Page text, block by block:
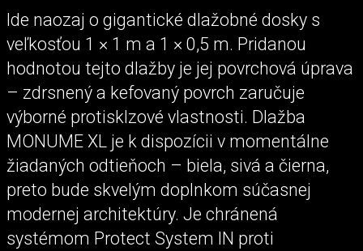
Ide naozaj o gigantické dlažobné dosky s
veľkosťou 1 × 1 m a 1 × 0,5 m. Pridanou
hodnotou tejto dlažby je jej povrchová úprava
– zdrsnený a kefovaný povrch zaručuje
výborné protisklzové vlastnosti. Dlažba
MONUME XL je k dispozícii v momentálne
žiadaných odtieňoch – biela, sivá a čierna,
preto bude skvelým doplnkom súčasnej
modernej architektúry. Je chránená
systémom Protect System IN proti